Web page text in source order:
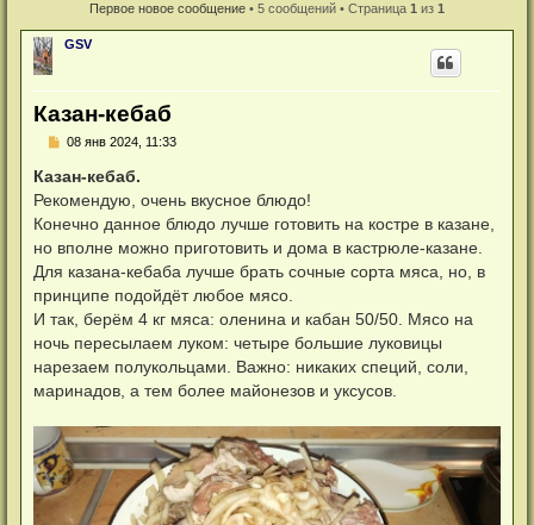
Первое новое сообщение • 5 сообщений • Страница 1 из 1
GSV
Казан-кебаб
Н
п
р
о
и
т
н
н
е
с
о
б
н
и
е
08 янв 2024, 11:33
Казан-кебаб.
Рекомендую, очень вкусное блюдо!
Конечно данное блюдо лучше готовить на костре в казане,
но вполне можно приготовить и дома в кастрюле-казане.
Для казана-кебаба лучше брать сочные сорта мяса, но, в
принципе подойдёт любое мясо.
И так, берём 4 кг мяса: оленина и кабан 50/50. Мясо на
ночь пересылаем луком: четыре большие луковицы
нарезаем полукольцами. Важно: никаких специй, соли,
маринадов, а тем более майонезов и уксусов.